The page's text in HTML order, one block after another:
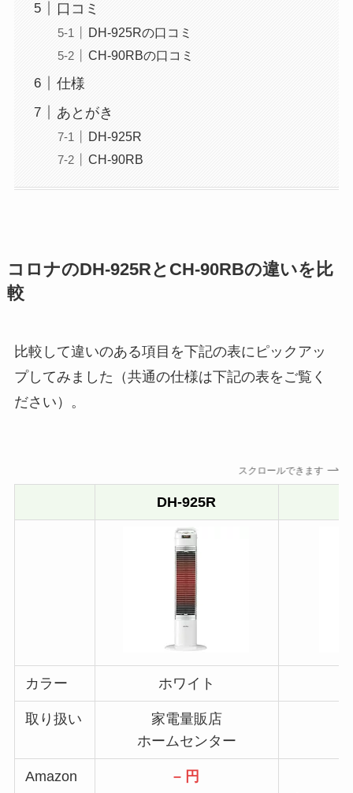
口コミ
DH-925Rの口コミ
CH-90RBの口コミ
仕様
あとがき
DH-925R
CH-90RB
コロナのDH-925RとCH-90RBの違いを比
較
比較して違いのある項目を下記の表にピックアッ
プしてみました（共通の仕様は下記の表をご覧く
ださい）。
スクロールできます
DH-925R
カラー ホワイト
取り扱い
家電量販店
ホームセンター
Amazon
– 円